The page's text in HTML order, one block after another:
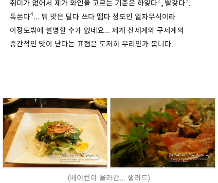
취미가 없어서 제가 와인을 고르는 기준은 하얗다 , 빨갛다 .
톡쏜다4... 뭐 맛은 달다 쓰다 떫다 정도인 일자무식이라
이정도밖에 설명할 수가 없네요... 제게 신세계와 구세계의
중간적인 맛이 난다는 표현은 도저히 무리인가 봅니다.
(베이컨이 올라간... 샐러드)